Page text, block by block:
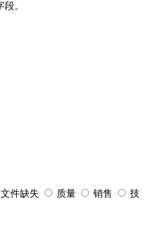
。
文件缺失 质量 销售
技